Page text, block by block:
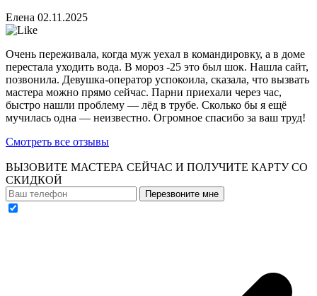
Елена 02.11.2025
Очень переживала, когда муж уехал в командировку, а в доме
перестала уходить вода. В мороз -25 это был шок. Нашла сайт,
позвонила. Девушка-оператор успокоила, сказала, что вызвать
мастера можно прямо сейчас. Парни приехали через час,
быстро нашли проблему — лёд в трубе. Сколько бы я ещё
мучилась одна — неизвестно. Огромное спасибо за ваш труд!
Смотреть все отзывы
ВЫЗОВИТЕ МАСТЕРА СЕЙЧАС И ПОЛУЧИТЕ КАРТУ СО
СКИДКОЙ
Перезвоните мне